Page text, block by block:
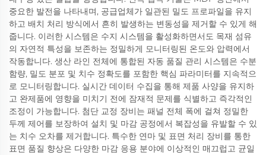
중요한 발전을 나타내며, 공급업체가 일관된 밀도 프로파일을 유지
하고 배치 처리 방식에서 흔히 발생하는 변동성을 제거할 수 있게 해
줍니다. 이러한 시스템은 수지 시스템을 활성화하면서도 목재 섬유
의 자연적 특성을 보존하는 정밀하게 모니터링된 온도와 압력에서
작동합니다. 생산 라인 전체에 통합된 자동 품질 관리 시스템은 수분
함량, 밀도 분포 및 치수 정확도를 포함한 핵심 파라미터를 지속적으
로 모니터링합니다. 실시간 데이터 수집을 통해 제품 사양을 유지하
고 완제품에 영향을 미치기 전에 잠재적 문제를 식별하고 즉각적인
조정이 가능합니다. 첨단 교정 장비는 패널 전체 폭에 걸쳐 정밀한
두께 제어를 보장하여 설치 및 마감 공정에서 복잡성을 유발할 수 있
는 치수 오차를 제거합니다. 특수한 연마 및 표면 처리 장비를 통한
표면 품질 향상은 다양한 마감 응용 분야에 이상적인 매끄럽고 균일